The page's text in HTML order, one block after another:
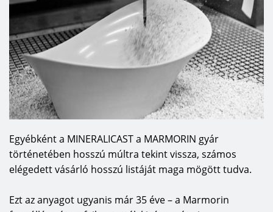
Egyébként a MINERALICAST a MARMORIN gyár
történetében hosszú múltra tekint vissza, számos
elégedett vásárló hosszú listáját maga mögött tudva.
Ezt az anyagot ugyanis már 35 éve – a Marmorin